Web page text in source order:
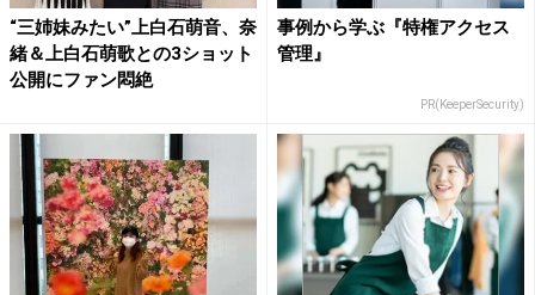
“三姉妹みたい”上白石萌音、奈
緒＆上白石萌歌との3ショット
公開にファン悶絶
事例から学ぶ『特権アクセス
管理』
PR(KeeperSecurity)